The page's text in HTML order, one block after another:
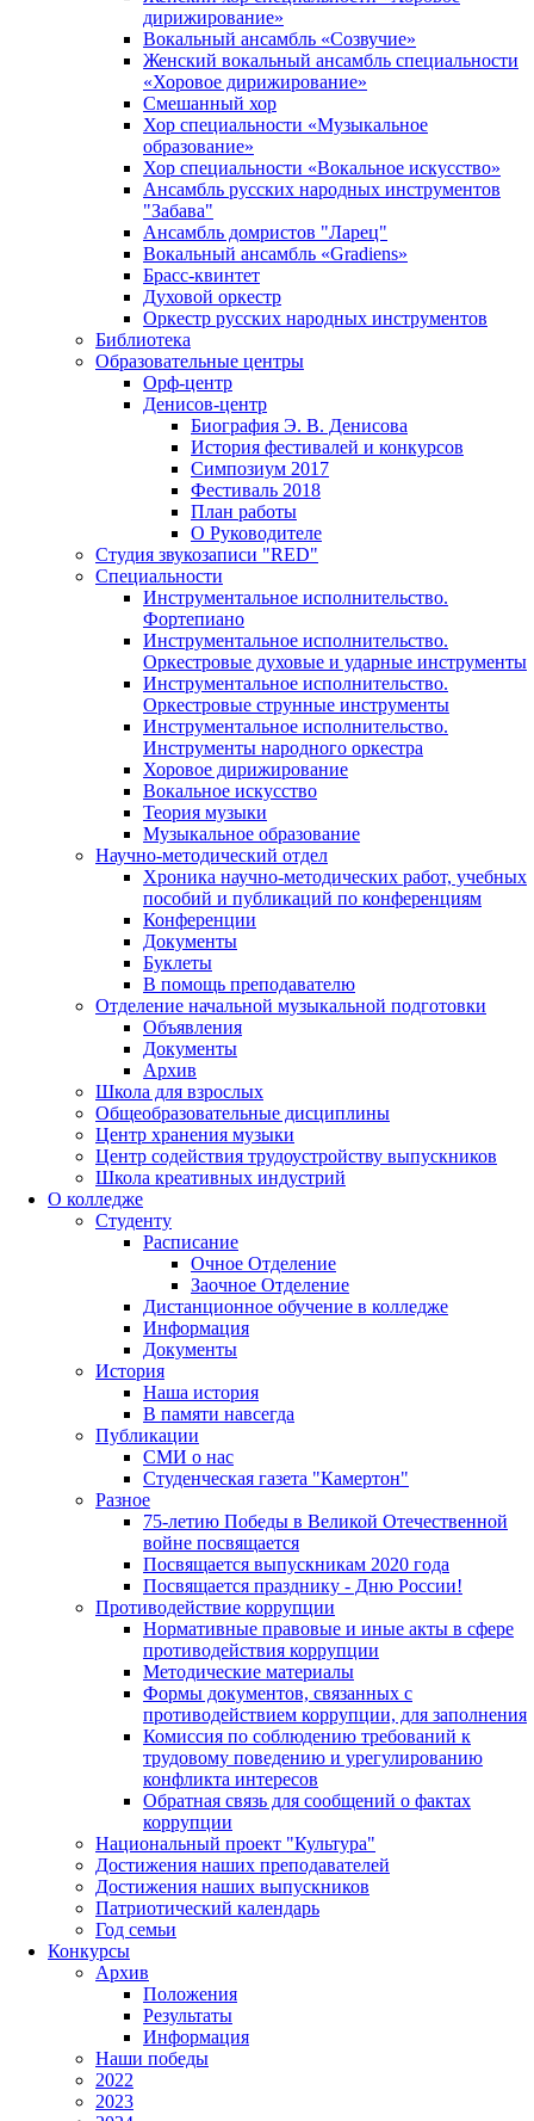
дирижирование»
Вокальный ансамбль «Созвучие»
Женский вокальный ансамбль специальности
«Хоровое дирижирование»
Смешанный хор
Хор специальности «Музыкальное
образование»
Хор специальности «Вокальное искусство»
Ансамбль русских народных инструментов
"Забава"
Ансамбль домристов "Ларец"
Вокальный ансамбль «Gradiens»
Брасс-квинтет
Духовой оркестр
Оркестр русских народных инструментов
Библиотека
Образовательные центры
Орф-центр
Денисов-центр
Биография Э. В. Денисова
История фестивалей и конкурсов
Симпозиум 2017
Фестиваль 2018
План работы
О Руководителе
Студия звукозаписи "RED"
Специальности
Инструментальное исполнительство.
Фортепиано
Инструментальное исполнительство.
Оркестровые духовые и ударные инструменты
Инструментальное исполнительство.
Оркестровые струнные инструменты
Инструментальное исполнительство.
Инструменты народного оркестра
Хоровое дирижирование
Вокальное искусство
Теория музыки
Музыкальное образование
Научно-методический отдел
Хроника научно-методических работ, учебных
пособий и публикаций по конференциям
Конференции
Документы
Буклеты
В помощь преподавателю
Отделение начальной музыкальной подготовки
Объявления
Документы
Архив
Школа для взрослых
Общеобразовательные дисциплины
Центр хранения музыки
Центр содействия трудоустройству выпускников
Школа креативных индустрий
О колледже
Студенту
Расписание
Очное Отделение
Заочное Отделение
Дистанционное обучение в колледже
Информация
Документы
История
Наша история
В памяти навсегда
Публикации
СМИ о нас
Студенческая газета "Камертон"
Разное
75-летию Победы в Великой Отечественной
войне посвящается
Посвящается выпускникам 2020 года
Посвящается празднику - Дню России!
Противодействие коррупции
Нормативные правовые и иные акты в сфере
противодействия коррупции
Методические материалы
Формы документов, связанных с
противодействием коррупции, для заполнения
Комиссия по соблюдению требований к
трудовому поведению и урегулированию
конфликта интересов
Обратная связь для сообщений о фактах
коррупции
Национальный проект "Культура"
Достижения наших преподавателей
Достижения наших выпускников
Патриотический календарь
Год семьи
Конкурсы
Архив
Положения
Результаты
Информация
Наши победы
2022
2023